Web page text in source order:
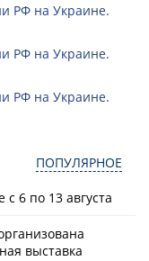
РФ на Украине.
РФ на Украине.
РФ на Украине.
ПОПУЛЯРНОЕ
6 по 13 августа
выставка